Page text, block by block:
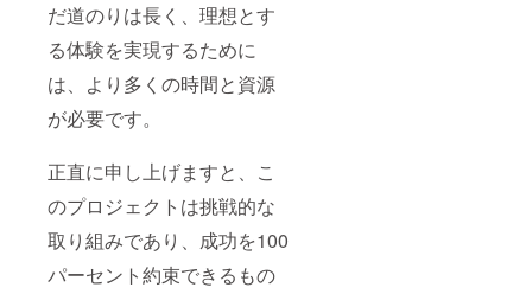
だ道のりは長く、理想とす
る体験を実現するために
は、より多くの時間と資源
が必要です。
正直に申し上げますと、こ
のプロジェクトは挑戦的な
取り組みであり、成功を100
パーセント約束できるもの